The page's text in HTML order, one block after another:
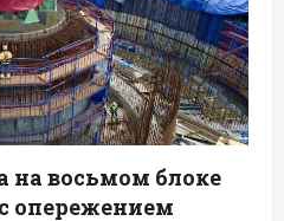
на восьмом блоке
опережением